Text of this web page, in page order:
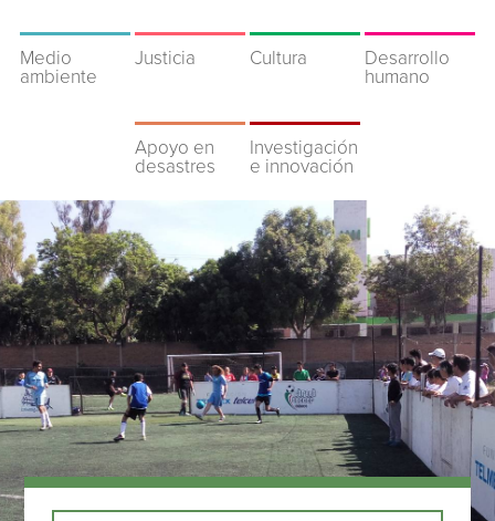
Medio
ambiente
Justicia Cultura
Desarrollo
humano
Apoyo en
desastres
Investigación
e innovación